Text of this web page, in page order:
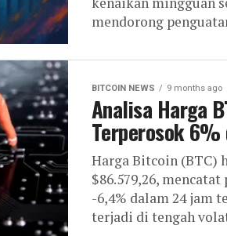
mendorong
BITCOIN NEWS 9 months ago
Analisa Harga
Terperosok 6%
Harga Bitcoin (BTC)
$86.579,26,
-6,4% dalam 24 jam
terjadi di tengah